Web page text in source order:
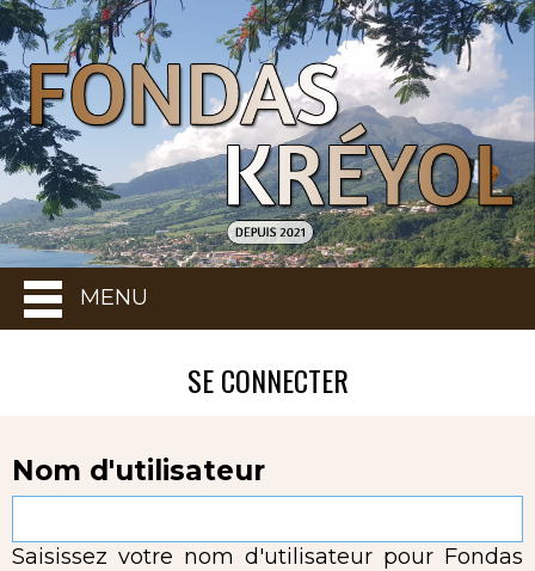
MENU
SE CONNECTER
Nom d'utilisateur
Saisissez votre nom d'utilisateur pour Fondas